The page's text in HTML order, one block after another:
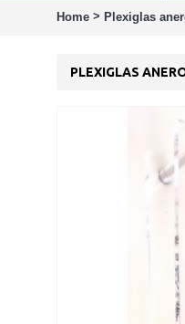
Home > Plexiglas
PLEXIGLAS